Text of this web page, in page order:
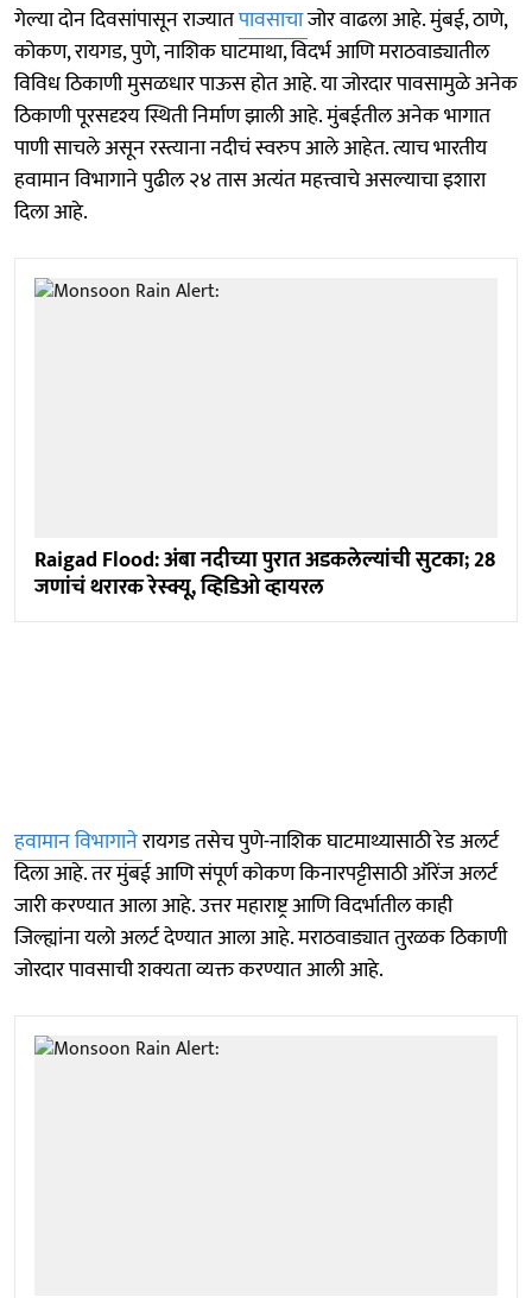
गेल्या दोन दिवसांपासून राज्यातपावसाचाजोर वाढला आहे. मुंबई, ठाणे,
कोकण, रायगड, पुणे, नाशिक घाटमाथा, विदर्भ आणि मराठवाड्यातील
विविध ठिकाणी मुसळधार पाऊस होत आहे. या जोरदार पावसामुळे अनेक
ठिकाणी पूरसदृश्य स्थिती निर्माण झाली आहे. मुंबईतील अनेक भागात
पाणी साचले असून रस्त्याना नदीचं स्वरुप आले आहेत. त्याच भारतीय
हवामान विभागाने पुढील २४ तास अत्यंत महत्त्वाचे असल्याचा इशारा
दिला आहे.
Raigad Flood: अंबा नदीच्या पुरात अडकलेल्यांची सुटका; 28
जणांचं थरारक रेस्क्यू, व्हिडिओ व्हायरल
हवामान विभागानेरायगड तसेच पुणे-नाशिक घाटमाथ्यासाठी रेड अलर्ट
दिला आहे. तर मुंबई आणि संपूर्ण कोकण किनारपट्टीसाठी ऑरेंज अलर्ट
जारी करण्यात आला आहे. उत्तर महाराष्ट्र आणि विदर्भातील काही
जिल्ह्यांना यलो अलर्ट देण्यात आला आहे. मराठवाड्यात तुरळक ठिकाणी
जोरदार पावसाची शक्यता व्यक्त करण्यात आली आहे.